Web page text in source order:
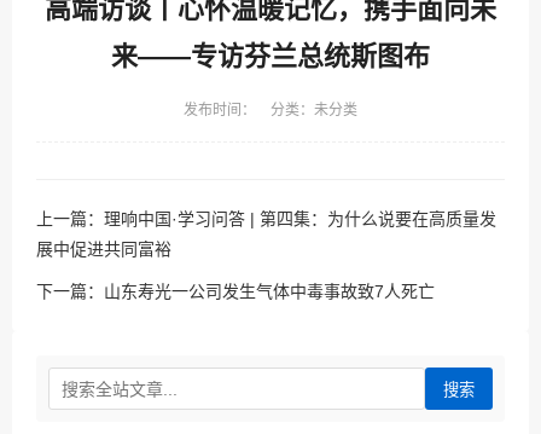
高端访谈丨心怀温暖记忆，携手面向未
来——专访芬兰总统斯图布
发布时间： 分类：未分类
上一篇： ​理响中国·学习问答 | 第四集：为什么说要在高质量发
展中促进共同富裕
下一篇： 山东寿光一公司发生气体中毒事故致7人死亡
搜索